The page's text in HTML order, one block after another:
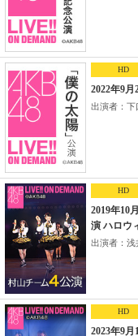
HD
2022年9
出演者：下
HD
2019年10
演 ハロウ
出演者：浅
HD
2023年9